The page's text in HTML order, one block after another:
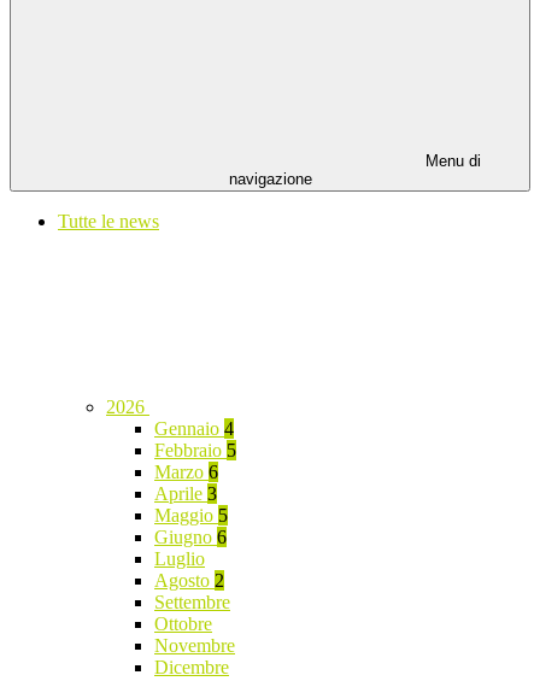
Menu di
navigazione
Tutte le news
2026
Gennaio 4
Febbraio 5
Marzo 6
Aprile 3
Maggio 5
Giugno 6
Luglio
Agosto 2
Settembre
Ottobre
Novembre
Dicembre